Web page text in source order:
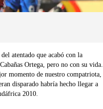
atentado que acabó con la
Ortega, pero no con su vida.
momento de nuestro compatriota,
disparado habría hecho llegar a
2010.